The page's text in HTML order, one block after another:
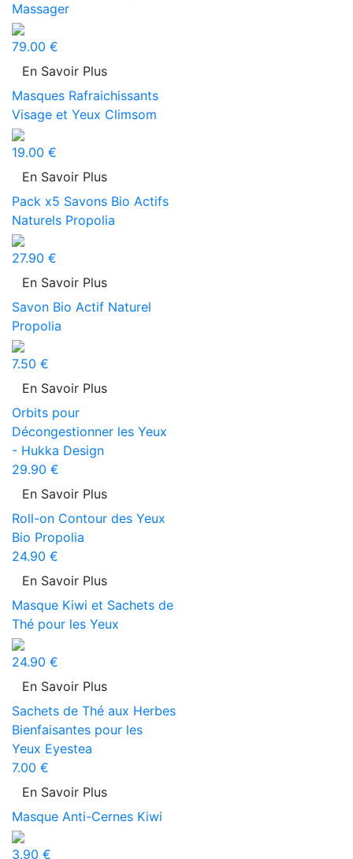
Massager
79.00 €
En Savoir Plus
Masques Rafraichissants
Visage et Yeux Climsom
19.00 €
En Savoir Plus
Pack x5 Savons Bio Actifs
Naturels Propolia
27.90 €
En Savoir Plus
Savon Bio Actif Naturel
Propolia
7.50 €
En Savoir Plus
Orbits pour
Décongestionner les Yeux
- Hukka Design
29.90 €
En Savoir Plus
Roll-on Contour des Yeux
Bio Propolia
24.90 €
En Savoir Plus
Masque Kiwi et Sachets de
Thé pour les Yeux
24.90 €
En Savoir Plus
Sachets de Thé aux Herbes
Bienfaisantes pour les
Yeux Eyestea
7.00 €
En Savoir Plus
Masque Anti-Cernes Kiwi
3.90 €